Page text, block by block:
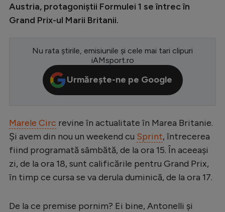
Europa League
Conference League
CM 2026
Serie A
Bundesliga
Campionate
Austria, protagoniștii Formulei 1 se întrec în
Grand Prix-ul Marii Britanii.
Nu rata știrile, emisiunile și cele mai tari clipuri
iAMsport.ro
Urmărește-ne pe Google
Marele Circ revine în actualitate în Marea Britanie.
Și avem din nou un weekend cu Sprint, întrecerea
fiind programată sâmbătă, de la ora 15. În aceeași
zi, de la ora 18, sunt calificările pentru Grand Prix,
în timp ce cursa se va derula duminică, de la ora 17.
De la ce premise pornim? Ei bine, Antonelli și